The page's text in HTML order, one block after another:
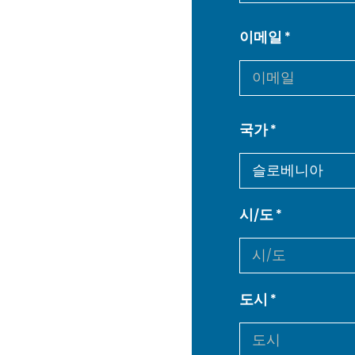
이메일
국가
시/도
도시